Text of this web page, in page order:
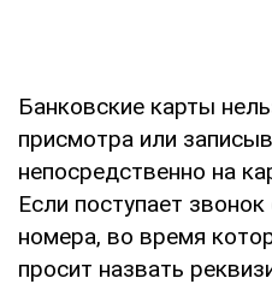
Банковские карты
присмотра или
непосредственно на
Если поступает звонок
номера, во время
просит назвать